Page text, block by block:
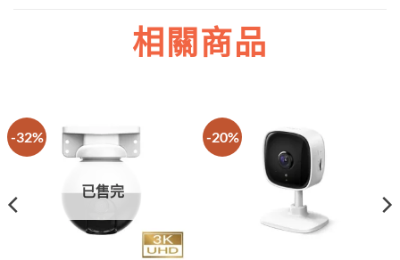
相關商品
-32%
已售完
-20%